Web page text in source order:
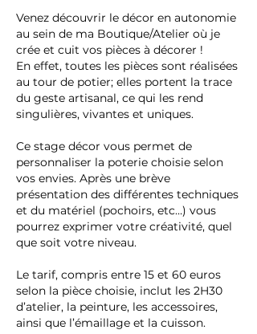
Venez découvrir le décor en autonomie
au sein de ma Boutique/Atelier où je
crée et cuit vos pièces à décorer !
En effet, toutes les pièces sont réalisées
au tour de potier; elles portent la trace
du geste artisanal, ce qui les rend
singulières, vivantes et uniques.
Ce stage décor vous permet de
personnaliser la poterie choisie selon
vos envies. Après une brève
présentation des différentes techniques
et du matériel (pochoirs, etc…) vous
pourrez exprimer votre créativité, quel
que soit votre niveau.
Le tarif, compris entre 15 et 60 euros
selon la pièce choisie, inclut les 2H30
d’atelier, la peinture, les accessoires,
ainsi que l’émaillage et la cuisson.